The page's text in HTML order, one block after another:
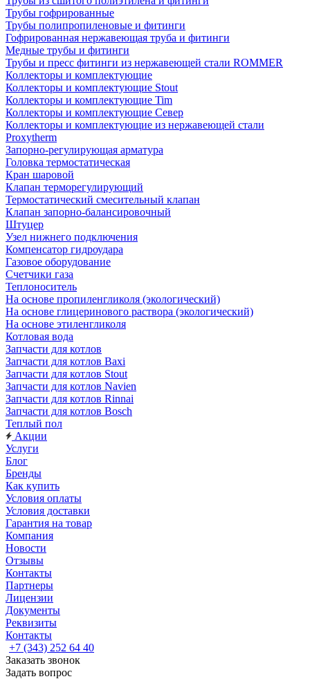
Трубы гофрированные
Трубы полипропиленовые и фитинги
Гофрированная нержавеющая труба и фитинги
Медные трубы и фитинги
Трубы и пресс фитинги из нержавеющей стали ROMMER
Коллекторы и комплектующие
Коллекторы и комплектующие Stout
Коллекторы и комплектующие Tim
Коллекторы и комплектующие Север
Коллекторы и комплектующие из нержавеющей стали
Proxytherm
Запорно-регулирующая арматура
Головка термостатическая
Кран шаровой
Клапан терморегулирующий
Термостатический смесительный клапан
Клапан запорно-балансировочный
Штуцер
Узел нижнего подключения
Компенсатор гидроудара
Газовое оборудование
Счетчики газа
Теплоноситель
На основе пропиленгликоля (экологический)
На основе глицеринового раствора (экологический)
На основе этиленгликоля
Котловая вода
Запчасти для котлов
Запчасти для котлов Baxi
Запчасти для котлов Stout
Запчасти для котлов Navien
Запчасти для котлов Rinnai
Запчасти для котлов Bosch
Теплый пол
Акции
Услуги
Блог
Бренды
Как купить
Условия оплаты
Условия доставки
Гарантия на товар
Компания
Новости
Отзывы
Контакты
Партнеры
Лицензии
Документы
Реквизиты
Контакты
+7 (343) 252 64 40
Заказать звонок
Задать вопрос